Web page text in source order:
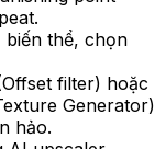
biến thể, chọn
filter) hoặc
Generator)
hảo.